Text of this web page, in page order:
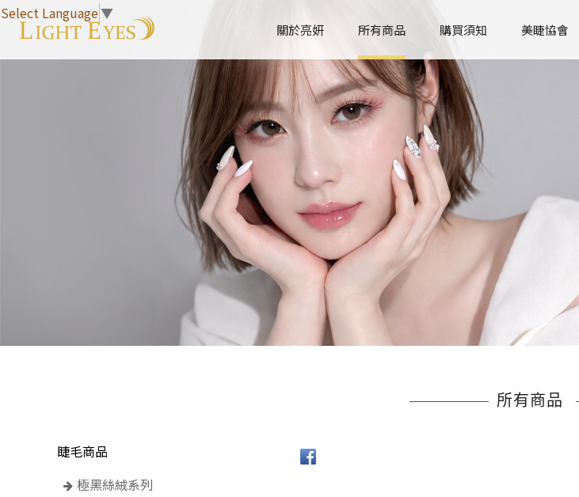
Select Language▼
關於亮妍 所有商品 購買須知 美睫協會
所有商品
睫毛商品
極黑絲絨系列